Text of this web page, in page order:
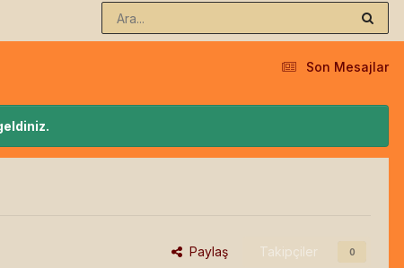
Son Mesajlar
Paylaş Takipçiler 0